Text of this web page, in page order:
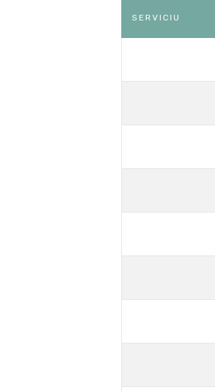
SERVICIU